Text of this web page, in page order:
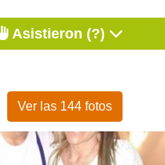
Asistieron (?)
Ver las 144 fotos